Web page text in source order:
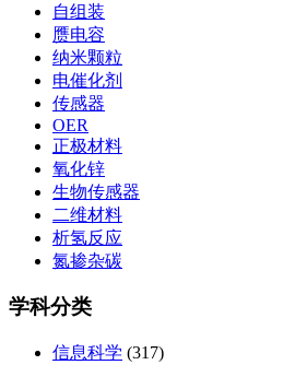
自组装
赝电容
纳米颗粒
电催化剂
传感器
OER
正极材料
氧化锌
生物传感器
二维材料
析氢反应
氮掺杂碳
学科分类
信息科学 (317)